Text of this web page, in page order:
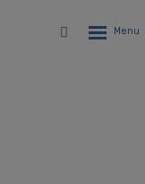
Vyhledávání